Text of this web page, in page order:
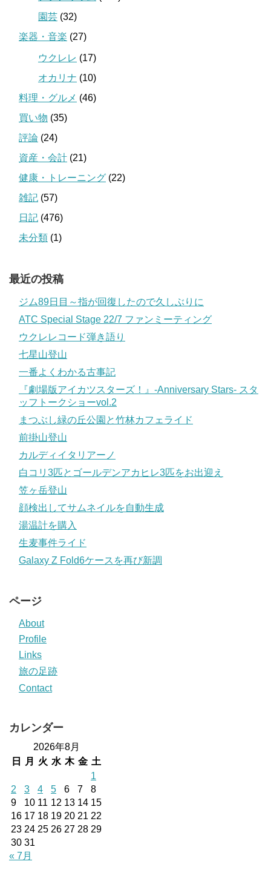
園芸 (32)
楽器・音楽 (27)
ウクレレ (17)
オカリナ (10)
料理・グルメ (46)
買い物 (35)
評論 (24)
資産・会計 (21)
健康・トレーニング (22)
雑記 (57)
日記 (476)
未分類 (1)
最近の投稿
ジム89日目～指が回復したので久しぶりに
ATC Special Stage 22/7 ファンミーティング
ウクレレコード弾き語り
七星山登山
一番よくわかる古事記
『劇場版アイカツスターズ！』-Anniversary Stars- スタ
ッフトークショーvol.2
まつぶし緑の丘公園と竹林カフェライド
前掛山登山
カルディイタリアーノ
白コリ3匹とゴールデンアカヒレ3匹をお出迎え
笠ヶ岳登山
顔検出してサムネイルを自動生成
湯温計を購入
生麦事件ライド
Galaxy Z Fold6ケースを再び新調
ページ
About
Profile
Links
旅の足跡
Contact
カレンダー
2026年8月
日
月 火 水 木 金 土
1
2
3 4 5 6 7
8
9
10 11 12 13 14 15
16 17 18 19 20 21 22
23 24 25 26 27 28 29
30 31
« 7月